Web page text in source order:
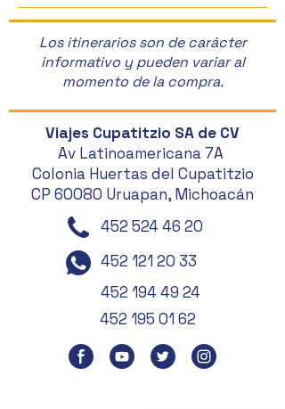
Los itinerarios son de carácter
informativo y pueden variar al
momento de la compra.
Viajes Cupatitzio SA de CV
Av Latinoamericana 7A
Colonia Huertas del Cupatitzio
CP 60080 Uruapan, Michoacán
452 524 46 20
452 121 20 33
452 194 49 24
452 195 01 62